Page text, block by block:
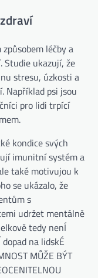
léčby a
Studie ukazují, že
stresu, úzkosti a
Například psi jsou
pro lidi trpící
kondice svých
imunitní systém a
také motivujou k
se ukázalo, že
s
udržet mentálně
tedy nenÍ
na lidskÉ
MŮŽE BÝT